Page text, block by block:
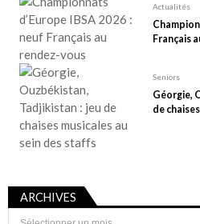
Actualités
Français
Seniors
Géorgie,
de
ARCHIVES
Archives